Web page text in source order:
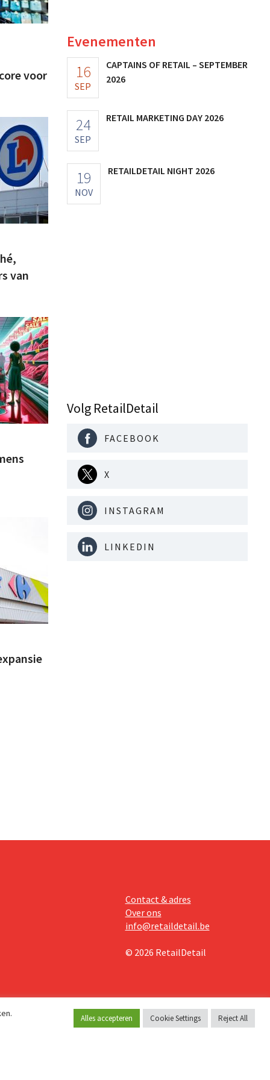
voor
van
Evenementen
16
SEP
CAPTAINS OF RETAIL – SEPTEMBER
2026
24
SEP
RETAIL MARKETING DAY 2026
19
NOV
RETAILDETAIL NIGHT 2026
Volg RetailDetail
FACEBOOK
X
INSTAGRAM
LINKEDIN
Contact & adres
Over ons
info@retaildetail.be
© 2026 RetailDetail
Alles accepteren Cookie Settings Reject All